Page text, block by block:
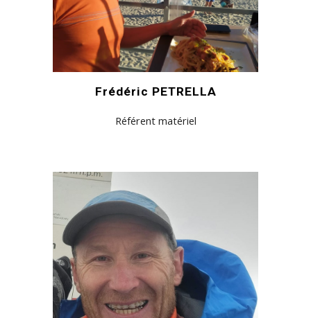
Frédéric PETRELLA
Référent matériel